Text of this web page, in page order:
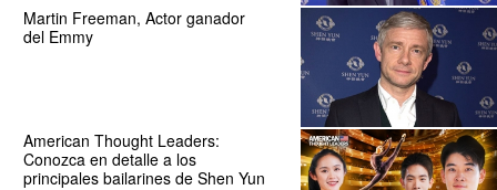
Martin Freeman, Actor ganador
del Emmy
American Thought Leaders:
Conozca en detalle a los
principales bailarines de Shen Yun